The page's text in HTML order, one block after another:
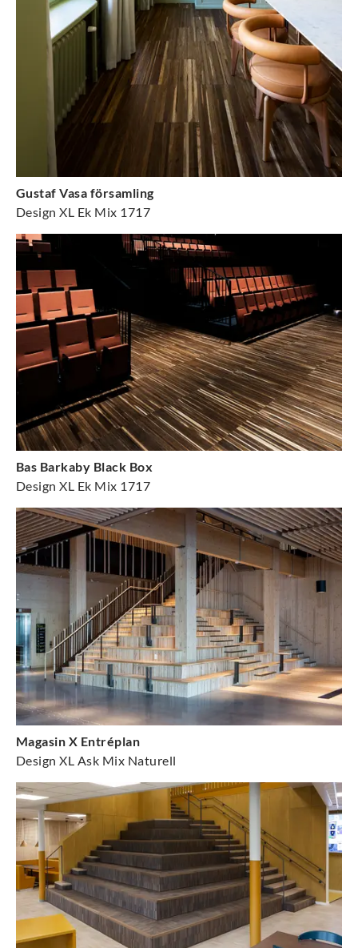
Gustaf Vasa församling
Design XL Ek Mix 1717
Bas Barkaby Black Box
Design XL Ek Mix 1717
Magasin X Entréplan
Design XL Ask Mix Naturell